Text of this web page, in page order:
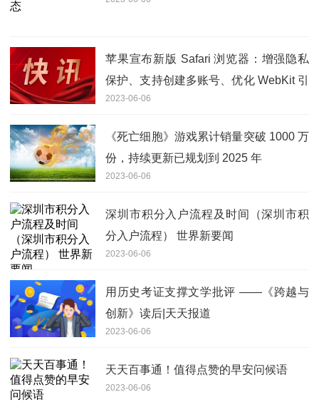
苹果宣布新版 Safari 浏览器：增强隐私
保护、支持创建多账号、优化 WebKit 引
擎
2023-06-06
《死亡细胞》游戏累计销量突破 1000 万
份，持续更新已规划到 2025 年
2023-06-06
深圳市积分入户流程及时间（深圳市积
分入户流程） 世界新要闻
2023-06-06
用历史考证支撑文学批评 ——《跨越与
创新》读后|天天报道
2023-06-06
天天百事通！值得点赞的早安问候语
2023-06-06